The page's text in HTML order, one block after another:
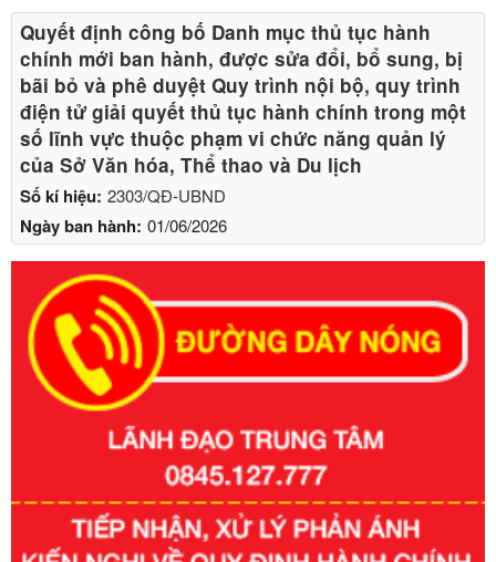
Số kí hiệu: 2303/QĐ-UBND
Ngày ban hành: 01/06/2026
Quyết định công bố Danh mục thủ tục hành
chính mới ban hành, được sửa đổi, bổ sung, bị
bãi bỏ và phê duyệt Quy trình nội bộ, quy trình
điện tử giải quyết thủ tục hành chính trong một
số lĩnh vực thuộc phạm vi chức năng quản lý
của Sở Văn hóa, Thể thao và Du lịch